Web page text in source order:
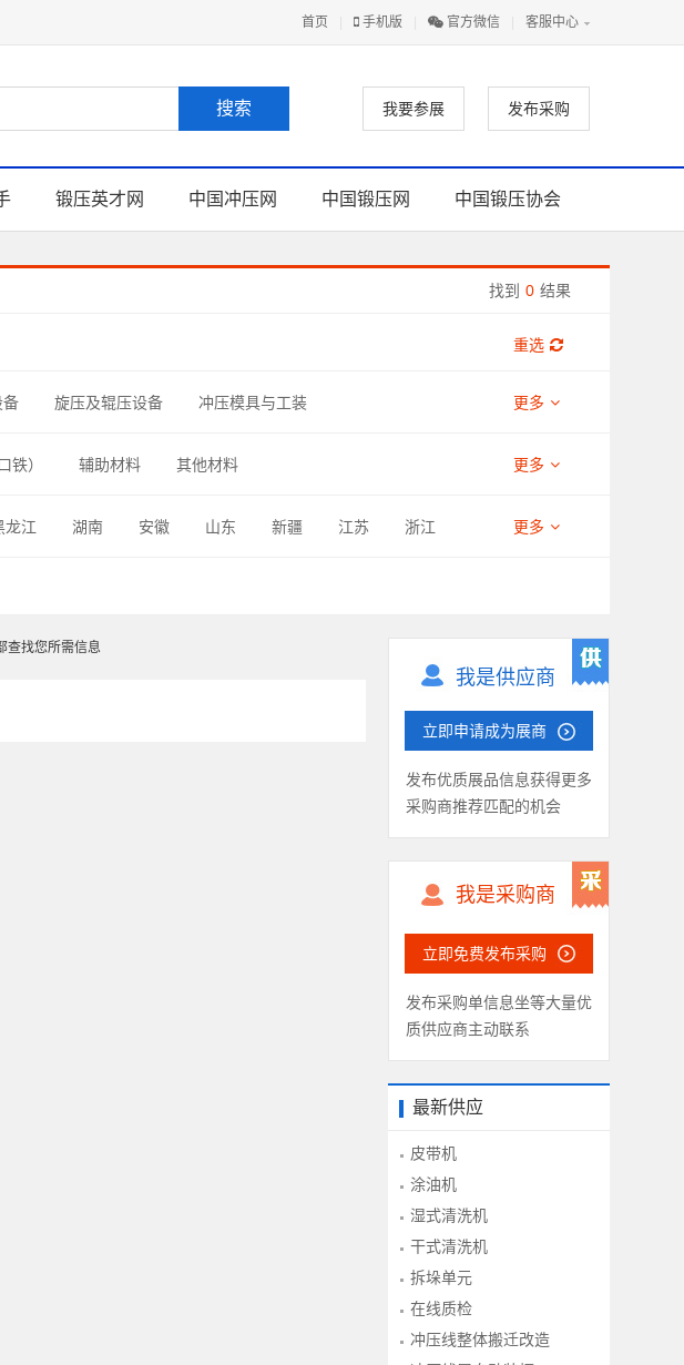
首页 手机版 官方微信 客服中心
我要参展 发布采购
锻压英才网 中国冲压网 中国锻压网 中国锻压协会
找到 0 结果
重选
备 旋压及辊压设备 冲压模具与工装 更多
铁） 辅助材料 其他材料 更多
龙江 湖南 安徽 山东 新疆 江苏 浙江 更多
查找您所需信息
我是供应商
立即申请成为展商
发布优质展品信息获得更多
采购商推荐匹配的机会
我是采购商
立即免费发布采购
发布采购单信息坐等大量优
质供应商主动联系
最新供应
皮带机
涂油机
湿式清洗机
干式清洗机
拆垛单元
在线质检
冲压线整体搬迁改造